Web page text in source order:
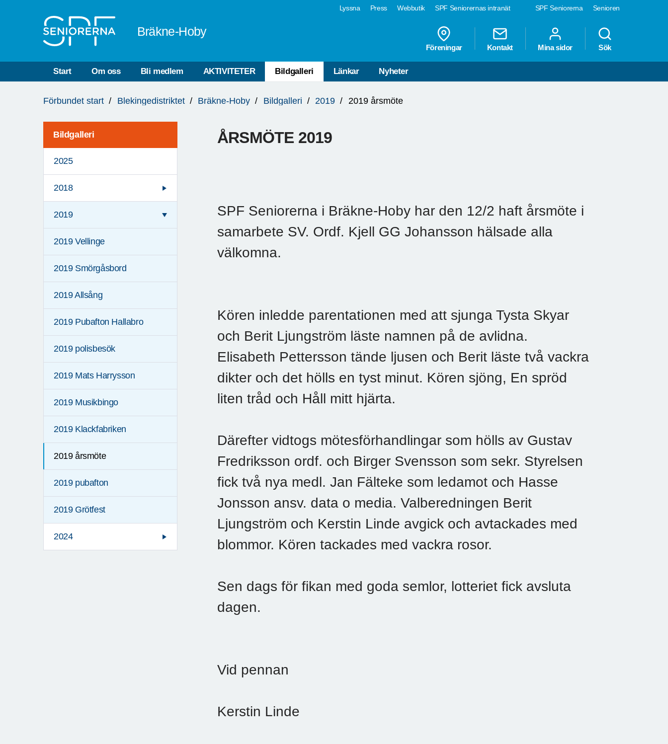
SPF Seniorerna Senioren
Lyssna Press Webbutik SPF Seniorernas intranät
Bräkne-Hoby
Föreningar Kontakt Mina sidor Sök
Start Om oss Bli medlem AKTIVITETER Bildgalleri Länkar Nyheter
är
Förbundet start Blekingedistriktet Bräkne-Hoby Bildgalleri 2019 2019 årsmöte
Bildgalleri
2025
2018
2019
2019 Vellinge
2019 Smörgåsbord
2019 Allsång
2019 Pubafton Hallabro
2019 polisbesök
2019 Mats Harrysson
2019 Musikbingo
2019 Klackfabriken
2019 årsmöte
2019 pubafton
2019 Grötfest
2024
ÅRSMÖTE 2019
SPF Seniorerna i Bräkne-Hoby har den 12/2 haft årsmöte i
samarbete SV. Ordf. Kjell GG Johansson hälsade alla
välkomna.
Kören inledde parentationen med att sjunga Tysta Skyar
och Berit Ljungström läste namnen på de avlidna.
Elisabeth Pettersson tände ljusen och Berit läste två vackra
dikter och det hölls en tyst minut. Kören sjöng, En spröd
liten tråd och Håll mitt hjärta.
Därefter vidtogs mötesförhandlingar som hölls av Gustav
Fredriksson ordf. och Birger Svensson som sekr. Styrelsen
fick två nya medl. Jan Fälteke som ledamot och Hasse
Jonsson ansv. data o media. Valberedningen Berit
Ljungström och Kerstin Linde avgick och avtackades med
blommor. Kören tackades med vackra rosor.
Sen dags för fikan med goda semlor, lotteriet fick avsluta
dagen.
Vid pennan
Kerstin Linde